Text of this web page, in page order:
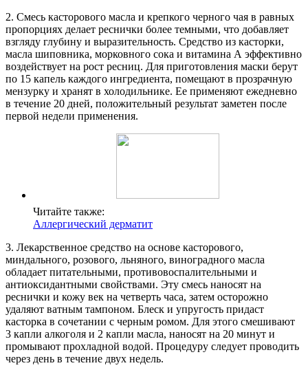
2. Смесь касторового масла и крепкого черного чая в равных
пропорциях делает реснички более темными, что добавляет
взгляду глубину и выразительность. Средство из касторки,
масла шиповника, морковного сока и витамина А эффективно
воздействует на рост ресниц. Для приготовления маски берут
по 15 капель каждого ингредиента, помещают в прозрачную
мензурку и хранят в холодильнике. Ее применяют ежедневно
в течение 20 дней, положительный результат заметен после
первой недели применения.
Читайте также:
Аллергический дерматит
3. Лекарственное средство на основе касторового,
миндального, розового, льняного, виноградного масла
обладает питательными, противовоспалительными и
антиоксидантными свойствами. Эту смесь наносят на
реснички и кожу век на четверть часа, затем осторожно
удаляют ватным тампоном. Блеск и упругость придаст
касторка в сочетании с черным ромом. Для этого смешивают
3 капли алкоголя и 2 капли масла, наносят на 20 минут и
промывают прохладной водой. Процедуру следует проводить
через день в течение двух недель.